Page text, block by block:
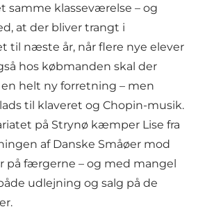
samme klasseværelse – og
at der bliver trangt i
til næste år, når flere nye elever
hos købmanden skal der
helt ny forretning – men
til klaveret og Chopin-musik.
på Strynø kæmper Lise fra
af Danske Småøer mod
på færgerne – og med mangel
udlejning og salg på de